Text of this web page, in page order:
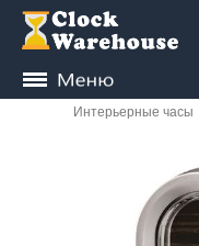
Интерьерные часы